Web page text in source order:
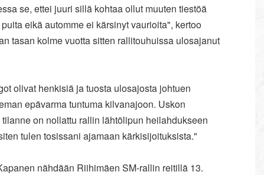
se, ettei juuri sillä kohtaa ollut muuten tiestöä
eikä automme ei kärsinyt vaurioita", kertoo
tasan kolme vuotta sitten rallitouhuissa ulosajanut
olivat henkisiä ja tuosta ulosajosta johtuen
epävarma tuntuma kilvanajoon. Uskon
tilanne on nollattu rallin lähtölipun heilahdukseen
tulen tosissani ajamaan kärkisijoituksista."
nähdään Riihimäen SM-rallin reitillä 13.